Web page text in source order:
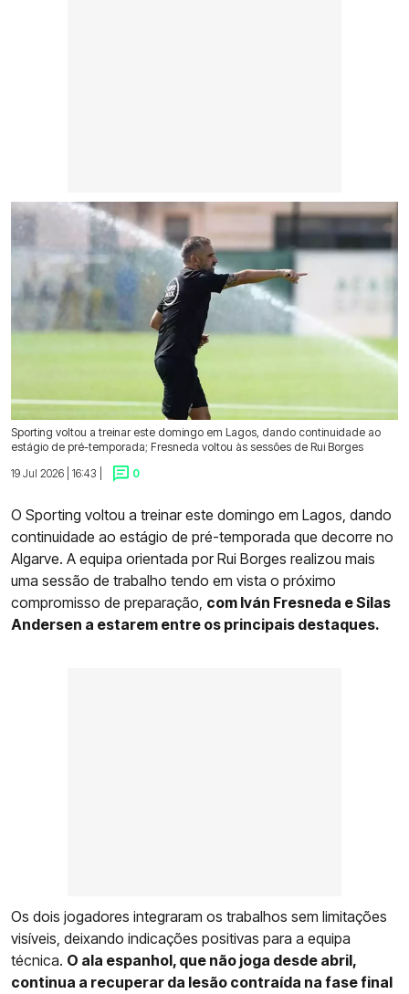
Sporting voltou a treinar este domingo em Lagos, dando continuidade ao
estágio de pré-temporada; Fresneda voltou às sessões de Rui Borges
19 Jul 2026 | 16:43 |
0
O Sporting voltou a treinar este domingo em Lagos, dando
continuidade ao estágio de pré-temporada que decorre no
Algarve. A equipa orientada por Rui Borges realizou mais
uma sessão de trabalho tendo em vista o próximo
compromisso de preparação, com Iván Fresneda e Silas
Andersen a estarem entre os principais destaques.
Os dois jogadores integraram os trabalhos sem limitações
visíveis, deixando indicações positivas para a equipa
técnica. O ala espanhol, que não joga desde abril,
continua a recuperar da lesão contraída na fase final